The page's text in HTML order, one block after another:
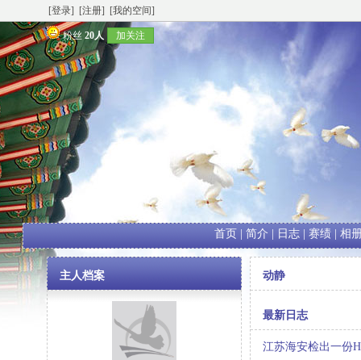
[登录] [注册] [我的空间]
粉丝 20人 加关注
首页 简介 日志| 赛绩| 相
主人档案 动静
最新日志
江苏海安检出一份